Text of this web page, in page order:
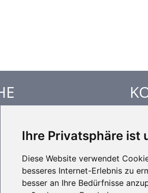
Ihre Privatsphäre ist
Diese Website verwendet
besseres Internet-Erlebnis zu
besser an Ihre Bedürfnisse
Luftdurchlässe
Spezielle Anwendungen
Tel: